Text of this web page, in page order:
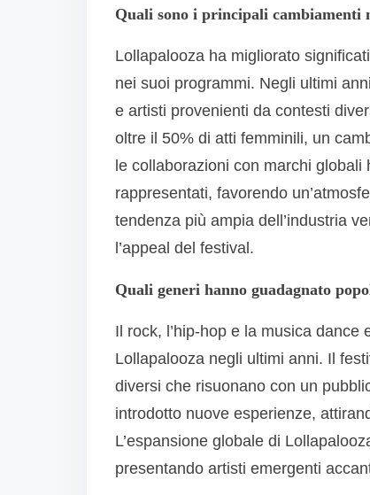
Quali sono i principali cambiamenti
Lollapalooza ha migliorato
nei suoi programmi. Negli ultimi
e artisti provenienti da contesti
oltre il 50% di atti femminili, un
le collaborazioni con marchi
rappresentati, favorendo
tendenza più ampia dell’industria
l’appeal del festival.
Quali generi hanno guadagnato
Il rock, l’hip-hop e la musica
Lollapalooza negli ultimi anni. Il
diversi che risuonano con un
introdotto nuove esperienze,
L’espansione globale di
presentando artisti emergenti